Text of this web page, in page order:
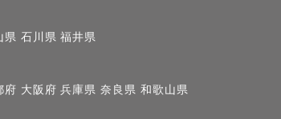
すように”
県 石川県 福井県
府 大阪府 兵庫県 奈良県 和歌山県